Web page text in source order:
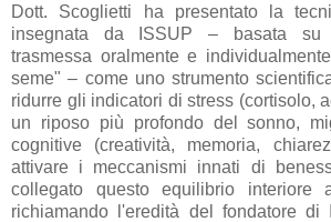
Dott. Scoglietti ha presentato la
insegnata da ISSUP – basata su
trasmessa oralmente e
seme" – come uno strumento
ridurre gli indicatori di stress (cortisolo,
un riposo più profondo del sonno,
cognitive (creatività, memoria,
attivare i meccanismi innati di
collegato questo equilibrio interiore
richiamando l'eredità del fondatore di